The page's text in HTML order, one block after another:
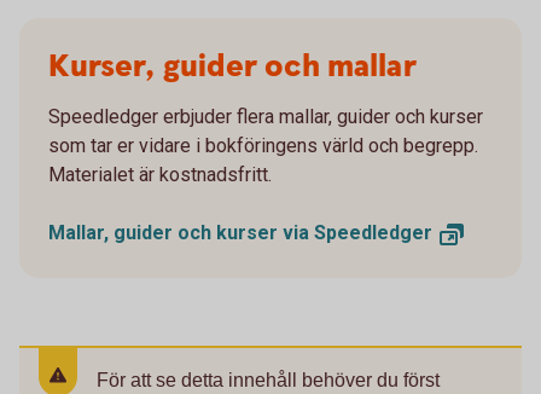
Kurser, guider och mallar
Speedledger erbjuder flera mallar, guider och kurser
som tar er vidare i bokföringens värld och begrepp.
Materialet är kostnadsfritt.
Mallar, guider och kurser via Speedledger
För att se detta innehåll behöver du först